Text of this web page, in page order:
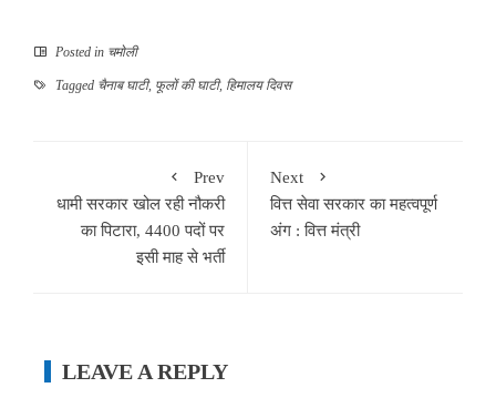
Posted in चमोली
Tagged चैनाब घाटी, फूलों की घाटी, हिमालय दिवस
Prev
धामी सरकार खोल रही नौकरी
का पिटारा, 4400 पदों पर
इसी माह से भर्ती
Next
वित्त सेवा सरकार का महत्वपूर्ण
अंग : वित्त मंत्री
LEAVE A REPLY